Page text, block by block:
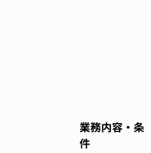
業務内容・条
件